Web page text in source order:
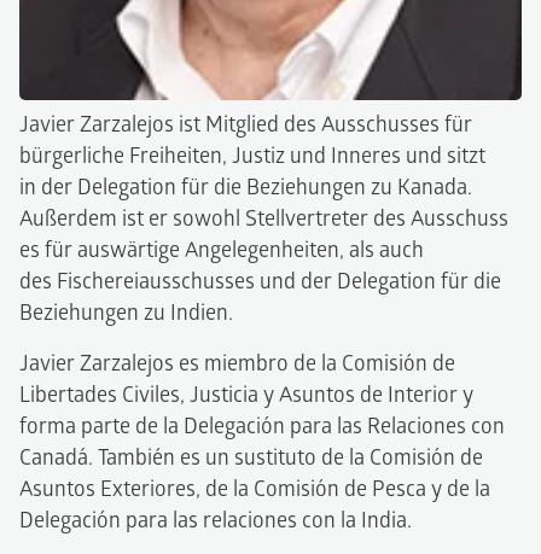
Javier Zarzalejos ist Mitglied des Ausschusses für
bürgerliche Freiheiten, Justiz und Inneres und sitzt
in der Delegation für die Beziehungen zu Kanada.
Außerdem ist er sowohl Stellvertreter des Ausschuss
es für auswärtige Angelegenheiten, als auch
des Fischereiausschusses und der Delegation für die
Beziehungen zu Indien.
Javier Zarzalejos es miembro de la Comisión de
Libertades Civiles, Justicia y Asuntos de Interior y
forma parte de la Delegación para las Relaciones con
Canadá. También es un sustituto de la Comisión de
Asuntos Exteriores, de la Comisión de Pesca y de la
Delegación para las relaciones con la India.